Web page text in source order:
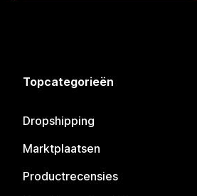
Topcategorieën
Dropshipping
Marktplaatsen
Productrecensies